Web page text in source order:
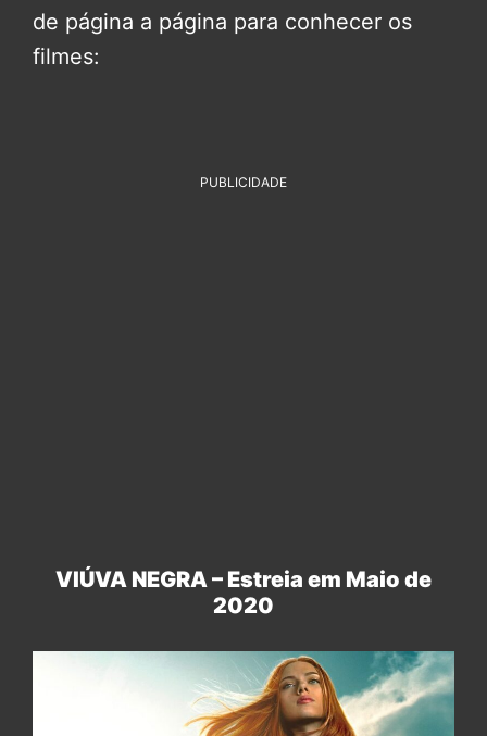
de página a página para conhecer os
filmes:
PUBLICIDADE
VIÚVA NEGRA – Estreia em Maio de
2020